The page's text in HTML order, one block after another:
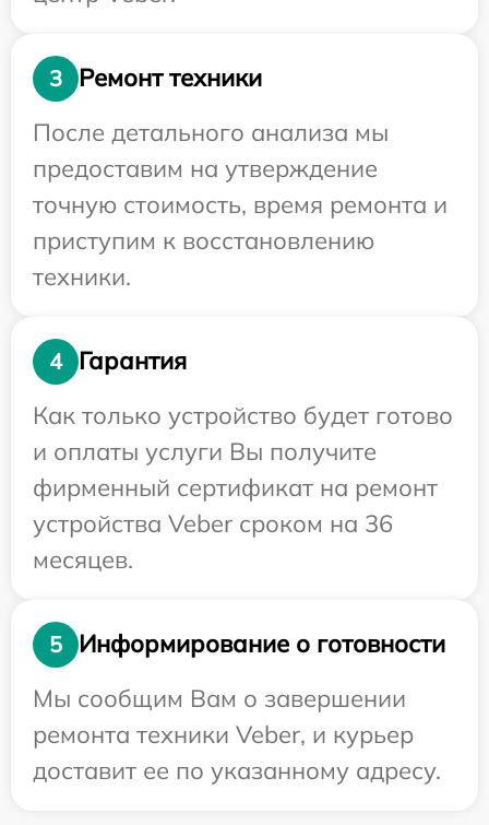
3
Ремонт техники
После детального анализа мы
предоставим на утверждение
точную стоимость, время ремонта и
приступим к восстановлению
техники.
4
Гарантия
Как только устройство будет готово
и оплаты услуги Вы получите
фирменный сертификат на ремонт
устройства Veber сроком на 36
месяцев.
5
Информирование о готовности
Мы сообщим Вам о завершении
ремонта техники Veber, и курьер
доставит ее по указанному адресу.